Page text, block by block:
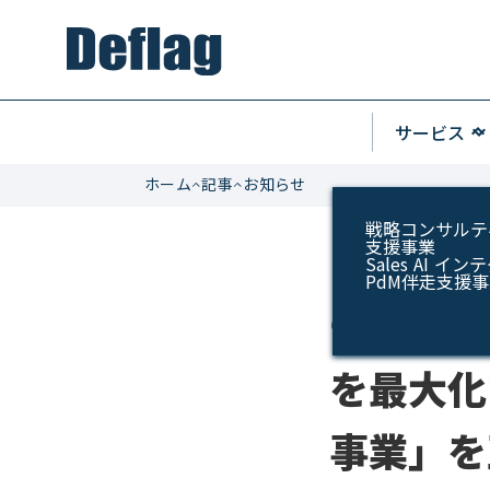
サービス keyboard_arrow_down
keyboard_arrow_up
戦略コンサル
支援事業
Sales AI イン
PdM伴走支援
ホーム 記事 お知らせ
データ
を最大
事業」